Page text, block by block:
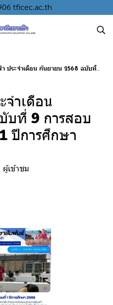
tficec.ac.th
น กันยายน 2568 ฉบับที่ 9 การสอบปลายภาคเรียนที่ 1 ปีการศึกษา 2568
จำเดือน
บที่ 9 การสอบ
ปีการศึกษา
ผู้เข้าชม